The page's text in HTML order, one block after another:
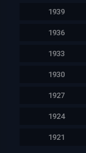
1939
1936
1933
1930
1927
1924
1921